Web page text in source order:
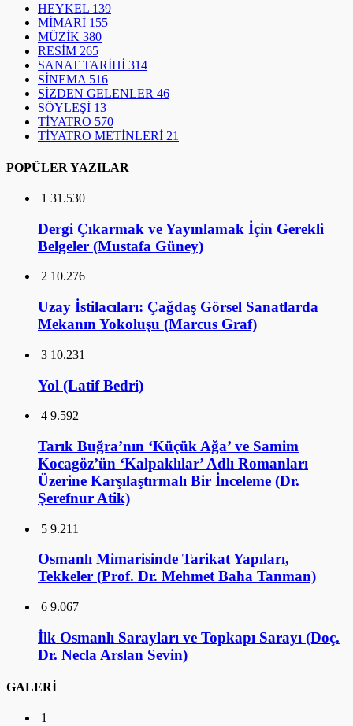
HEYKEL 139
MİMARİ 155
MÜZİK 380
RESİM 265
SANAT TARİHİ 314
SİNEMA 516
SİZDEN GELENLER 46
SÖYLEŞİ 13
TİYATRO 570
TİYATRO METİNLERİ 21
POPÜLER YAZILAR
1 31.530
Dergi Çıkarmak ve Yayınlamak İçin Gerekli
Belgeler (Mustafa Güney)
2 10.276
Uzay İstilacıları: Çağdaş Görsel Sanatlarda
Mekanın Yokoluşu (Marcus Graf)
3 10.231
Yol (Latif Bedri)
4 9.592
Tarık Buğra’nın ‘Küçük Ağa’ ve Samim
Kocagöz’ün ‘Kalpaklılar’ Adlı Romanları
Üzerine Karşılaştırmalı Bir İnceleme (Dr.
Şerefnur Atik)
5 9.211
Osmanlı Mimarisinde Tarikat Yapıları,
Tekkeler (Prof. Dr. Mehmet Baha Tanman)
6 9.067
İlk Osmanlı Sarayları ve Topkapı Sarayı (Doç.
Dr. Necla Arslan Sevin)
GALERİ
1